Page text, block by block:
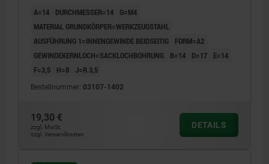
A=14 DURCHMESSER=14
G=M4
MATERIAL GRUNDKÖRPER=WERKZEUGSTAHL
AUSFÜHRUNG 1=INNENGEWINDE BEIDSEITIG
FORM=A2
GEWINDEKERNLOCH=SACKLOCHBOHRUNG
B=14 D=17
E=14
F=3,5
H=8 J=R 3,5
Bestellnummer: 03107-1402
19,30 €
zzgl. MwSt.
zzgl. Versandkosten
DETAILS